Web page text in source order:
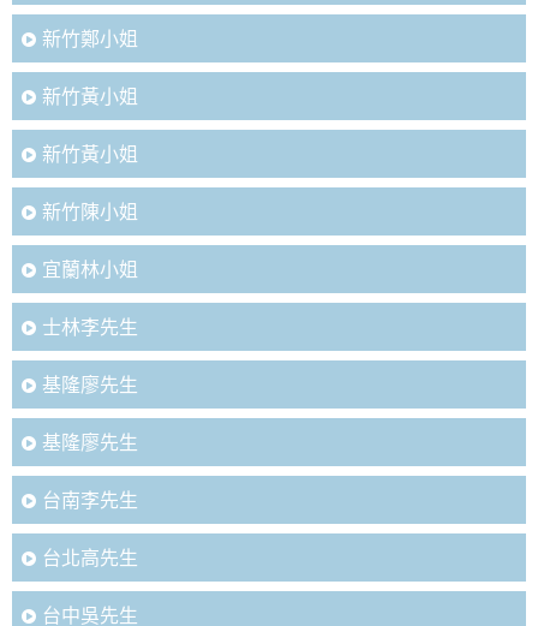
新竹鄭小姐
新竹黃小姐
新竹黃小姐
新竹陳小姐
宜蘭林小姐
士林李先生
基隆廖先生
基隆廖先生
台南李先生
台北高先生
台中吳先生